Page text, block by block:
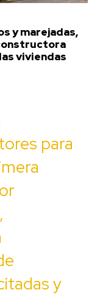
y marejadas,
viviendas
para
y